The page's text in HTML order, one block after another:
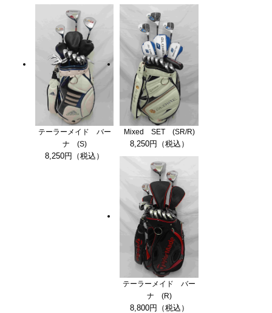
テーラーメイド バー
ナ (S)
8,250円（税込）
Mixed SET (SR/R)
8,250円（税込）
テーラーメイド バー
ナ (R)
8,800円（税込）